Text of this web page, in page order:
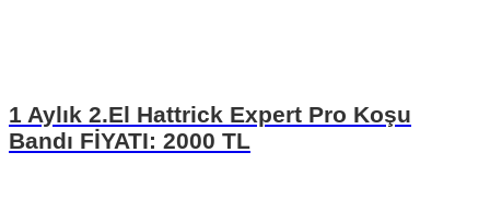
1 Aylık 2.El Hattrick Expert Pro Koşu
Bandı FİYATI: 2000 TL